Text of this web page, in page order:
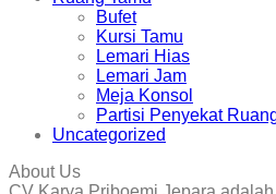
Bufet
Kursi Tamu
Lemari Hias
Lemari Jam
Meja Konsol
Partisi Penyekat
Uncategorized
About Us